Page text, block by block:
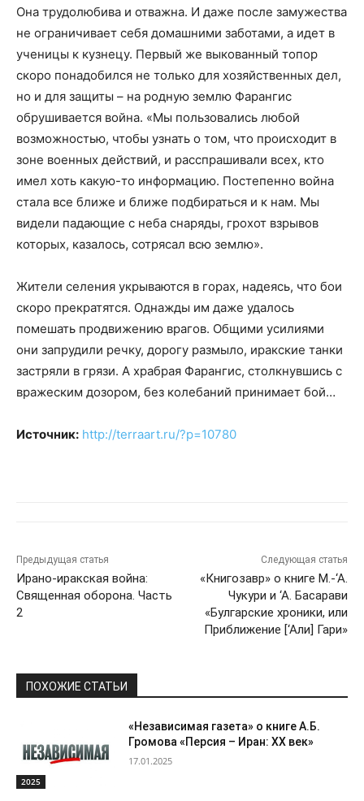
Она трудолюбива и отважна. И даже после замужества
не ограничивает себя домашними заботами, а идет в
ученицы к кузнецу. Первый же выкованный топор
скоро понадобился не только для хозяйственных дел,
но и для защиты – на родную землю Фарангис
обрушивается война. «Мы пользовались любой
возможностью, чтобы узнать о том, что происходит в
зоне военных действий, и расспрашивали всех, кто
имел хоть какую-то информацию. Постепенно война
стала все ближе и ближе подбираться и к нам. Мы
видели падающие с неба снаряды, грохот взрывов
которых, казалось, сотрясал всю землю».
Жители селения укрываются в горах, надеясь, что бои
скоро прекратятся. Однажды им даже удалось
помешать продвижению врагов. Общими усилиями
они запрудили речку, дорогу размыло, иракские танки
застряли в грязи. А храбрая Фарангис, столкнувшись с
вражеским дозором, без колебаний принимает бой…
Источник: http://terraart.ru/?p=10780
Предыдущая статья
Ирано-иракская война:
Священная оборона. Часть
2
Следующая статья
«Книгозавр» о книге М.-‘А.
Чукури и ‘А. Басарави
«Булгарские хроники, или
Приближение [‘Али] Гари»
ПОХОЖИЕ СТАТЬИ
2025
«Независимая газета» о книге А.Б.
Громова «Персия – Иран: ХХ век»
17.01.2025